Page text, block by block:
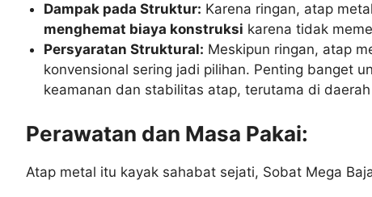
Dampak pada Struktur: Karena ringan, atap metal
menghemat biaya konstruksi karena tidak
Persyaratan Struktural: Meskipun ringan, atap
konvensional sering jadi pilihan. Penting banget
keamanan dan stabilitas atap, terutama di
Perawatan dan Masa Pakai:
Atap metal itu kayak sahabat sejati, Sobat Mega